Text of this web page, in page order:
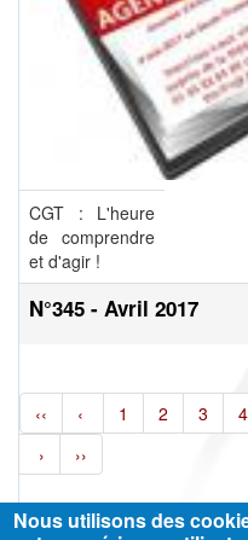
CGT : L'heure
de comprendre
et d'agir !
N°345 - Avril 2017
‹‹ ‹ 1 2 3 4
›
››
Nous utilisons des